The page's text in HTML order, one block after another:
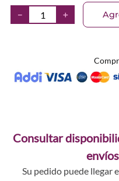
＋
－
Consultar
Su pedido puede llegar